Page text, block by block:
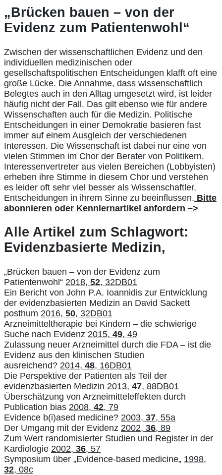
„Brücken bauen – von der
Evidenz zum Patientenwohl“
Zwischen der wissenschaftlichen Evidenz und den
individuellen medizinischen oder
gesellschaftspolitischen Entscheidungen klafft oft eine
große Lücke. Die Annahme, dass wissenschaftlich
Belegtes auch in den Alltag umgesetzt wird, ist leider
häufig nicht der Fall. Das gilt ebenso wie für andere
Wissenschaften auch für die Medizin. Politische
Entscheidungen in einer Demokratie basieren fast
immer auf einem Ausgleich der verschiedenen
Interessen. Die Wissenschaft ist dabei nur eine von
vielen Stimmen im Chor der Berater von Politikern.
Interessenvertreter aus vielen Bereichen (Lobbyisten)
erheben ihre Stimme in diesem Chor und verstehen
es leider oft sehr viel besser als Wissenschaftler,
Entscheidungen in ihrem Sinne zu beeinflussen. Bitte
abonnieren oder Kennlernartikel anfordern –>
Alle Artikel zum Schlagwort:
Evidenzbasierte Medizin,
„Brücken bauen – von der Evidenz zum
Patientenwohl“ 2018, 52, 32DB01
Ein Bericht von John P.A. Ioannidis zur Entwicklung
der evidenzbasierten Medizin an David Sackett
posthum 2016, 50, 32DB01
Arzneimitteltherapie bei Kindern – die schwierige
Suche nach Evidenz 2015, 49, 49
Zulassung neuer Arzneimittel durch die FDA – ist die
Evidenz aus den klinischen Studien
ausreichend? 2014, 48, 16DB01
Die Perspektive der Patienten als Teil der
evidenzbasierten Medizin 2013, 47, 88DB01
Überschätzung von Arzneimitteleffekten durch
Publication bias 2008, 42, 79
Evidence b(i)ased medicine? 2003, 37, 55a
Der Umgang mit der Evidenz 2002, 36, 89
Zum Wert randomisierter Studien und Register in der
Kardiologie 2002, 36, 57
Symposium über „Evidence-based medicine„ 1998,
32, 08c